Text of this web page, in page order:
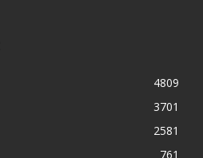
4809
3701
2581
761